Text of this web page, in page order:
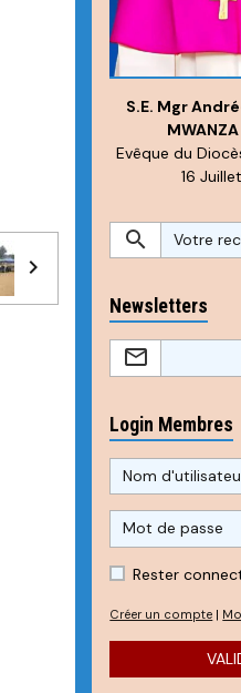
S.E. Mgr
Evêque du
16
Newsletters
Login Membres
Rester
Créer un compte |